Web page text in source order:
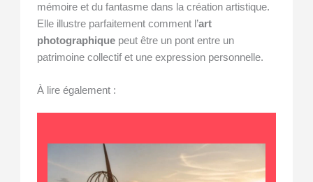
mémoire et du fantasme dans la création artistique.
Elle illustre parfaitement comment l’art
photographique peut être un pont entre un
patrimoine collectif et une expression personnelle.
À lire également :